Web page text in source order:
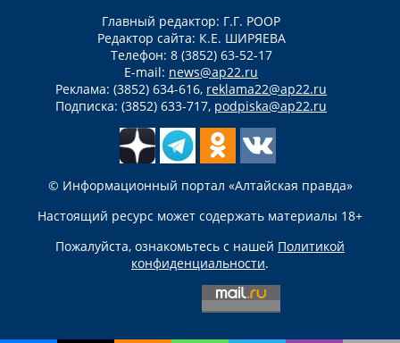
Главный редактор: Г.Г. РООР
Редактор сайта: К.Е. ШИРЯЕВА
Телефон: 8 (3852) 63-52-17
E-mail: news@ap22.ru
Реклама: (3852) 634-616, reklama22@ap22.ru
Подписка: (3852) 633-717, podpiska@ap22.ru
© Информационный портал «Алтайская правда»
Настоящий ресурс может содержать материалы 18+
Пожалуйста, ознакомьтесь с нашей Политикой
конфиденциальности.